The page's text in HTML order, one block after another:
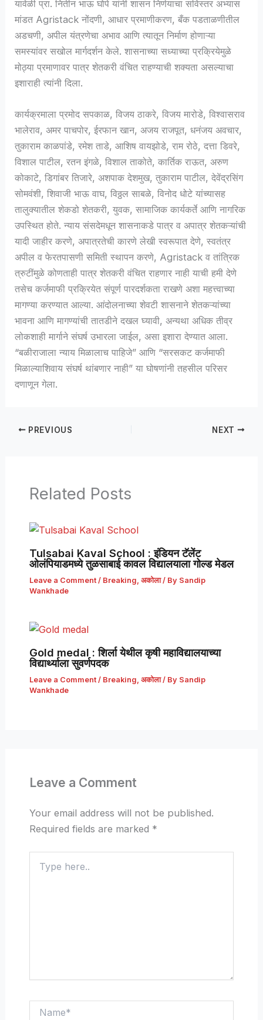
यावेळी प्रा. नितीन भाऊ घोपे यांनी शासन निर्णयाचा सविस्तर अभ्यास
मांडत Agristack नोंदणी, आधार प्रमाणीकरण, बँक पडताळणीतील
अडचणी, अपील यंत्रणेचा अभाव आणि त्यातून निर्माण होणाऱ्या
समस्यांवर सखोल मार्गदर्शन केले. शासनाच्या सध्याच्या प्रक्रियेमुळे
मोठ्या प्रमाणावर पात्र शेतकरी वंचित राहण्याची शक्यता असल्याचा
इशाराही त्यांनी दिला.
कार्यक्रमाला प्रमोद सपकाळ, विजय ठाकरे, विजय मारोडे, विश्वासराव
भालेराव, अमर पाचपोर, ईरफान खान, अजय राजपूत, धनंजय अवचार,
तुकाराम काळपांडे, रमेश ताडे, आशिष वायझोडे, राम रोठे, दत्ता डिवरे,
विशाल पाटील, रतन इंगळे, विशाल ताकोते, कार्तिक राऊत, अरुण
कोकाटे, डिगांबर तिजारे, अशपाक देशमुख, तुकाराम पाटील, देवेंद्रसिंग
सोमवंशी, शिवाजी भाऊ वाघ, विठ्ठल साबळे, विनोद धोटे यांच्यासह
तालुक्यातील शेकडो शेतकरी, युवक, सामाजिक कार्यकर्ते आणि नागरिक
उपस्थित होते. न्याय संसदेमधून शासनाकडे पात्र व अपात्र शेतकऱ्यांची
यादी जाहीर करणे, अपात्रतेची कारणे लेखी स्वरूपात देणे, स्वतंत्र
अपील व फेरतपासणी समिती स्थापन करणे, Agristack व तांत्रिक
त्रुटींमुळे कोणताही पात्र शेतकरी वंचित राहणार नाही याची हमी देणे
तसेच कर्जमाफी प्रक्रियेत संपूर्ण पारदर्शकता राखणे अशा महत्त्वाच्या
मागण्या करण्यात आल्या. आंदोलनाच्या शेवटी शासनाने शेतकऱ्यांच्या
भावना आणि मागण्यांची तातडीने दखल घ्यावी, अन्यथा अधिक तीव्र
लोकशाही मार्गाने संघर्ष उभारला जाईल, असा इशारा देण्यात आला.
“बळीराजाला न्याय मिळालाच पाहिजे” आणि “सरसकट कर्जमाफी
मिळाल्याशिवाय संघर्ष थांबणार नाही” या घोषणांनी तहसील परिसर
दणाणून गेला.
PREVIOUS NEXT
Related Posts
Tulsabai Kaval School : इंडियन टॅलेंट
ओलंपियाडमध्ये तुळसाबाई कावल विद्यालयाला गोल्ड मेडल
Leave a Comment / Breaking, अकोला/ By Sandip
Wankhade
Gold medal : शिर्ला येथील कृषी महाविद्यालयाच्या
विद्यार्थ्याला सुवर्णपदक
Leave a Comment / Breaking, अकोला/ By Sandip
Wankhade
Leave a Comment
Your email address will not be published.
Required fields are marked *
here..